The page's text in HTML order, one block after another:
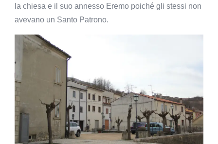
la chiesa e il suo annesso Eremo poiché gli stessi non
avevano un Santo Patrono.